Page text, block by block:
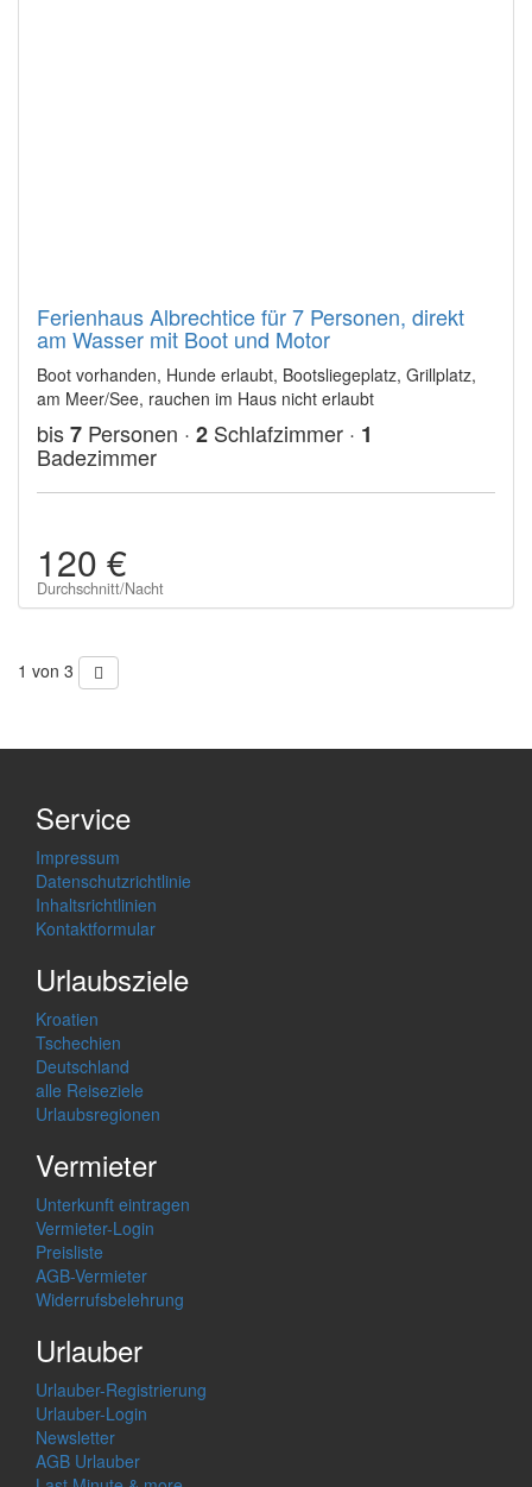
Ferienhaus Albrechtice für 7 Personen, direkt
am Wasser mit Boot und Motor
Boot vorhanden, Hunde erlaubt, Bootsliegeplatz, Grillplatz,
am Meer/See, rauchen im Haus nicht erlaubt
bis7 Personen · 2 Schlafzimmer · 1
Badezimmer
120 €
Durchschnitt/Nacht
1 von 3
Service
Impressum
Datenschutzrichtlinie
Inhaltsrichtlinien
Kontaktformular
Urlaubsziele
Kroatien
Tschechien
Deutschland
alle Reiseziele
Urlaubsregionen
Vermieter
Unterkunft eintragen
Vermieter-Login
Preisliste
AGB-Vermieter
Widerrufsbelehrung
Urlauber
Urlauber-Registrierung
Urlauber-Login
Newsletter
AGB Urlauber